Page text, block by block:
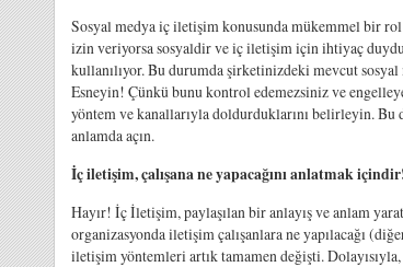
Sosyal medya iç iletişim konusunda mükemmel bir
izin veriyorsa sosyaldir ve iç iletişim için ihtiyaç
kullanılıyor. Bu durumda şirketinizdeki mevcut
Esneyin! Çünkü bunu kontrol edemezsiniz ve
yöntem ve kanallarıyla doldurduklarını belirleyin.
anlamda açın.
İç iletişim, çalışana ne yapacağını anlatmak
Hayır! İç İletişim, paylaşılan bir anlayış ve anlam
organizasyonda iletişim çalışanlara ne yapılacağı
iletişim yöntemleri artık tamamen değişti.